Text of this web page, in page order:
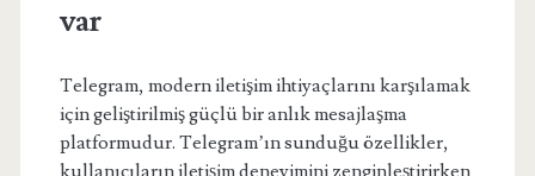
var
Telegram, modern iletişim ihtiyaçlarını karşılamak
için geliştirilmiş güçlü bir anlık mesajlaşma
platformudur. Telegram’ın sunduğu özellikler,
kullanıcıların iletişim deneyimini zenginleştirirken